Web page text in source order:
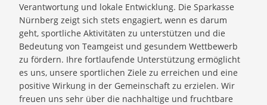
Verantwortung und lokale Entwicklung. Die Sparkasse
Nürnberg zeigt sich stets engagiert, wenn es darum
geht, sportliche Aktivitäten zu unterstützen und die
Bedeutung von Teamgeist und gesundem Wettbewerb
zu fördern. Ihre fortlaufende Unterstützung ermöglicht
es uns, unsere sportlichen Ziele zu erreichen und eine
positive Wirkung in der Gemeinschaft zu erzielen. Wir
freuen uns sehr über die nachhaltige und fruchtbare